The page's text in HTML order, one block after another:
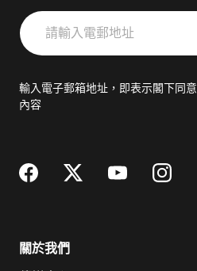
請
輸
郵
輸入電子郵箱地址，即表示閣下同意
內容
關於我們